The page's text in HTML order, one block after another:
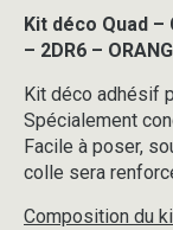
-
OUTLANDER
570
MAX
-
2DR6
-
ORANGE
Kit déco Quad –
– 2DR6 –
Kit déco adhésif
Spécialement
Facile à poser,
colle sera
Composition du